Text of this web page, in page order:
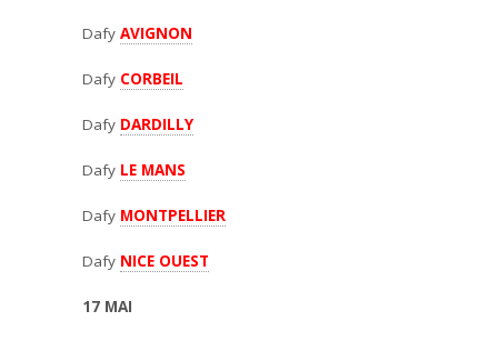
Dafy AVIGNON
Dafy CORBEIL
Dafy DARDILLY
Dafy LE MANS
Dafy MONTPELLIER
Dafy NICE OUEST
17 MAI